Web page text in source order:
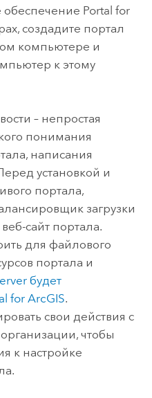
обеспечение Portal for
создадите портал
компьютере и
к этому
– непростая
понимания
написания
установкой и
портала,
загрузки
сайт портала.
для файлового
портала и
будет
for ArcGIS.
свои действия с
чтобы
к настройке